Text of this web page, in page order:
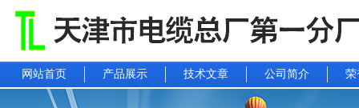
网站首页 产品展示 技术文章 公司简介 荣